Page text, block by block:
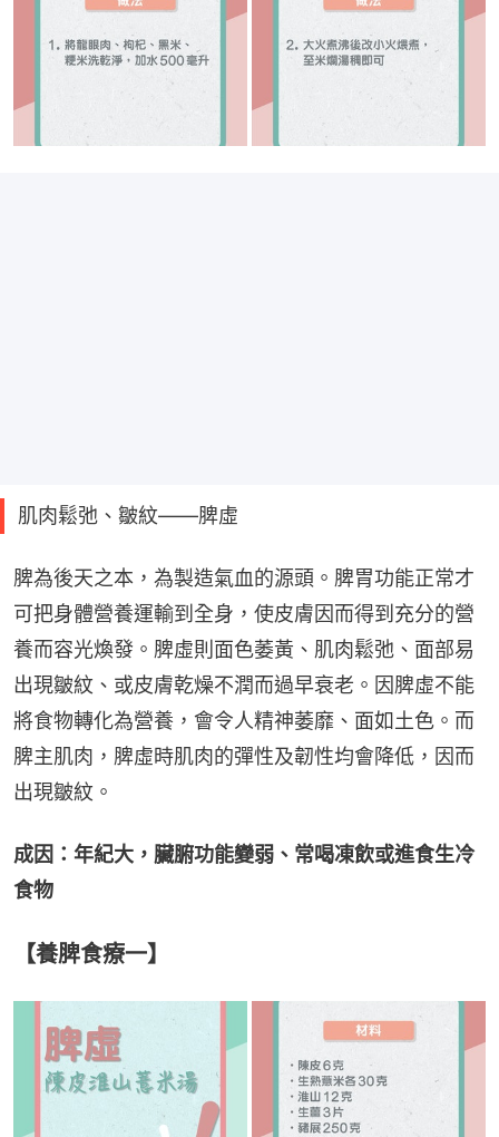
肌肉鬆弛、皺紋——脾虛
脾為後天之本，為製造氣血的源頭。脾胃功能正常才
可把身體營養運輸到全身，使皮膚因而得到充分的營
養而容光煥發。脾虛則面色萎黃、肌肉鬆弛、面部易
出現皺紋、或皮膚乾燥不潤而過早衰老。因脾虛不能
將食物轉化為營養，會令人精神萎靡、面如土色。而
脾主肌肉，脾虛時肌肉的彈性及韌性均會降低，因而
出現皺紋。
成因：年紀大，臟腑功能變弱、常喝凍飲或進食生冷
食物
【養脾食療一】